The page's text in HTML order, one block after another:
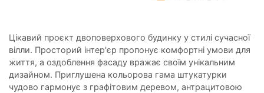
Цікавий проєкт двоповерхового будинку у стилі сучасної
вілли. Просторий інтер'єр пропонує комфортні умови для
життя, а оздоблення фасаду вражає своїм унікальним
дизайном. Приглушена кольорова гама штукатурки
чудово гармонує з графітовим деревом, антрацитовою